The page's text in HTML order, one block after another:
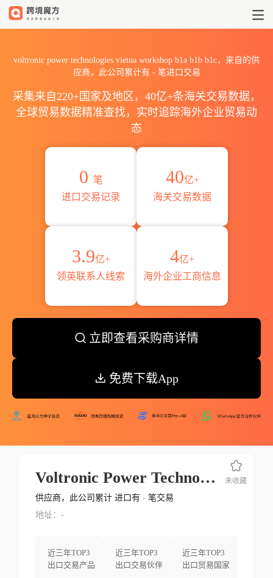
voltronic power technologies vietna workshop b1a b1b b1c，来自的供
应商，此公司累计有 -笔进口交易
采集来自220+国家及地区，40亿+条海关交易数据，
全球贸易数据精准查找，实时追踪海外企业贸易动
态
0 笔
进口交易记录
40亿+
海关交易数据
3.9亿+
领英联系人线索
4亿+
海外企业工商信息
立即查看采购商详情
免费下载App
Voltronic Power Technologies Vietna Workshop B1a B1b B1c
供应商，此公司累计 进口有 -笔交易
地址：-
近三年TOP3
出口交易产品
近三年TOP3
出口交易伙伴
近三年TOP3
出口贸易国家
未收藏